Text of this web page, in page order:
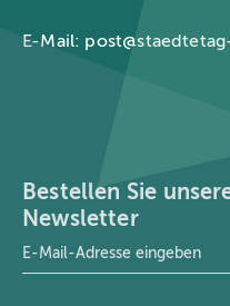
E-Mail:
Bestellen Sie
Newsletter
E-Mail-Adresse